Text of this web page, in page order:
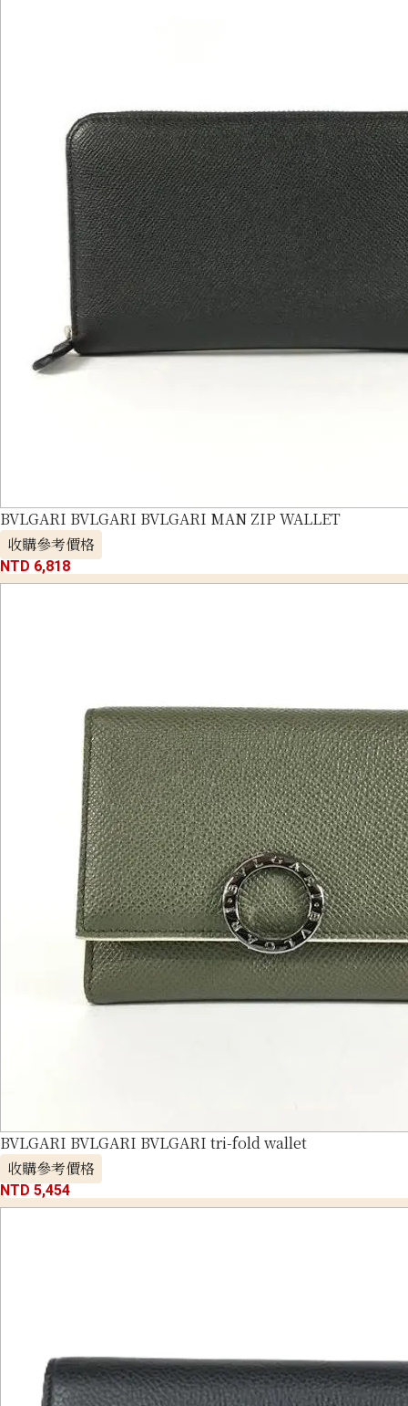
BVLGARI BVLGARI BVLGARI MAN ZIP WALLET
收購參考價格
NTD 6,818
BVLGARI BVLGARI BVLGARI tri-fold wallet
收購參考價格
NTD 5,454